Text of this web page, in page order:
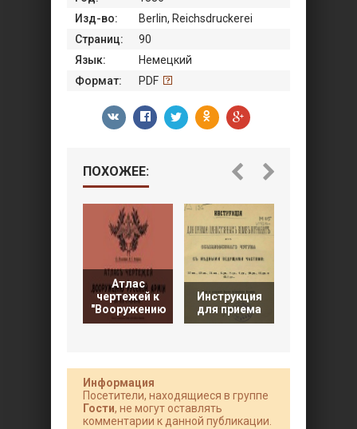
Изд-во:
Berlin, Reichsdruckerei
Страниц:
90
Язык:
Немецкий
Формат:
PDF
ПОХОЖЕЕ:
Атлас
чертежей к
"Вооружению
Инструкция
для приема
Информация
Посетители, находящиеся в группе
Гости, не могут оставлять
комментарии к данной публикации.